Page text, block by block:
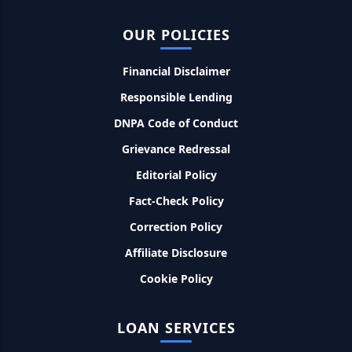
तहत मिलता है तगड़ा लोन, साथ ही मिलेगी 60% तक सब्सिडी
SBI बैंक बिजनेस करने के लिए बिना गारंटी दे रहा है इतने लाख का लोन, केवल
Murgi Palan Loan Yojana: मुर्गी पालन करने के लिए ले सकते है पुरे 9
लाख तक का लोन, मिलती है तगड़ी सब्सिडी
PM Dhan Dhanya Kirshi Loan Scheme: अब किसान साथी PM
धन धान्य कृषि लोन योजना से ले सकते है 5 लाख तक लोन, सिर्फ 4% लगेगा
PMEGP Loan Online Apply: खुद का व्यवसाय शुरू करने के लिए आप
से मिलते है 5000 रूपए, इस प्रकार कर सकते है आवेदन
OUR POLICIES
Financial Disclaimer
Responsible Lending
DNPA Code of Conduct
Grievance Redressal
Editorial Policy
Fact-Check Policy
Correction Policy
Affiliate Disclosure
Cookie Policy
LOAN SERVICES